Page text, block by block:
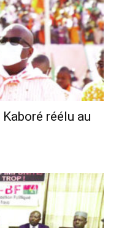
réélu au